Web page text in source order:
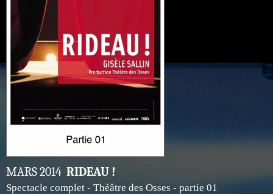
MARS 2014 RIDEAU !
Spectacle complet - Théâtre des Osses - partie 01